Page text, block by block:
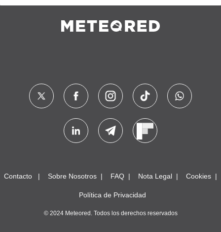
Contacto Sobre Nosotros FAQ Nota Legal Cookies
Política de Privacidad
© 2024 Meteored. Todos los derechos reservados